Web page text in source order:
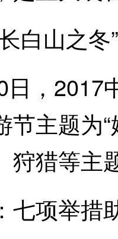
山之冬
2017中
节主题为
狩猎等主
项举措